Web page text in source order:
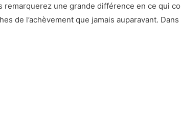
remarquerez une grande différence en ce qui
de l’achèvement que jamais auparavant.